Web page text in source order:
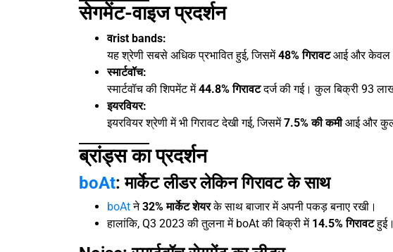
सेगमेंट-वाइज प्रदर्शन
वrist bands:
यह श्रेणी सबसे अधिक प्रभावित हुई, जिसमें48% गिरावटआई और केवल
स्मार्टवॉच:
स्मार्टवॉच की शिपमेंट में44.8% गिरावटदर्ज की गई। कुल बिक्री 93
इयरवियर:
इयरवियर श्रेणी में भी गिरावट देखी गई, जिसमें7.5% की कमीआई और कुल
ब्रांड्स का प्रदर्शन
boAt: मार्केट लीडर लेकिन गिरावट के साथ
boAtने32% मार्केट शेयरके साथ बाजार में अपनी पकड़ बनाए रखी।
हालांकि, Q3 2023 की तुलना में boAt की बिक्री में 14.5% गिरावटहुई।